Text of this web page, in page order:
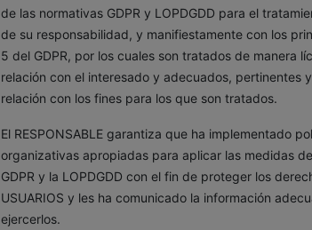
de las normativas GDPR y LOPDGDD para el
de su responsabilidad, y manifiestamente con los
5 del GDPR, por los cuales son tratados de manera
relación con el interesado y adecuados, pertinentes
relación con los fines para los que son tratados.
El RESPONSABLE garantiza que ha implementado
organizativas apropiadas para aplicar las medidas
GDPR y la LOPDGDD con el fin de proteger los
USUARIOS y les ha comunicado la información
ejercerlos.